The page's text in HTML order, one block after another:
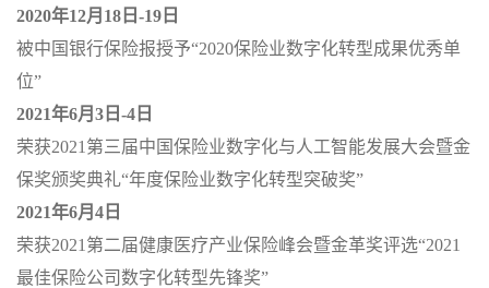
2020年12月 18 日 -19 日
被中国银行保险报授予“2020保险业数字化转型成果优秀单
位”
2021年6月 3 日 -4 日
荣获2021 第三届中国保险业数字化与人工智能发展大会暨金
保奖颁奖典礼“年度保险业数字化转型突破奖”
2021年6月 4 日
荣获2021 第二届健康医疗产业保险峰会暨金革奖评选“2021
最佳保险公司数字化转型先锋奖”